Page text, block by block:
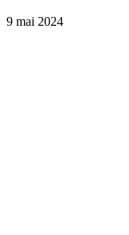
9 mai 2024